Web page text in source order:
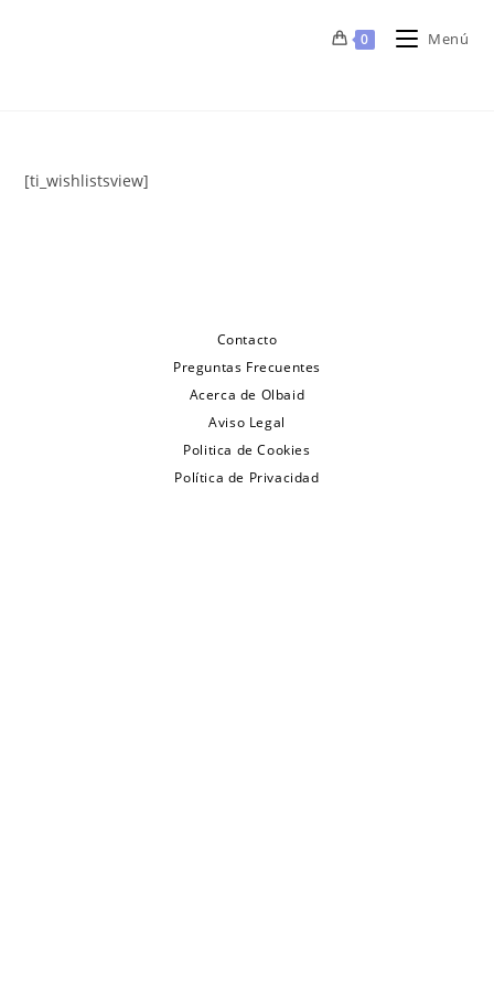
0 Menú
[ti_wishlistsview]
Contacto
Preguntas Frecuentes
Acerca de Olbaid
Aviso Legal
Politica de Cookies
Política de Privacidad